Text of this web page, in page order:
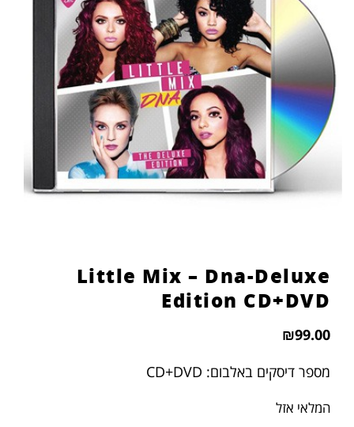
Little Mix – Dna-Deluxe
Edition CD+DVD
₪99.00
מספר דיסקים באלבום: CD+DVD
המלאי אזל